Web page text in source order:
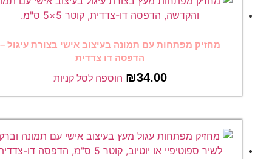
מחזיק מפתחות עם תמונה בעיצוב אישי בצורת עיגול –
הדפסה דו צדדית
₪34.00 הוספה לסל קניות